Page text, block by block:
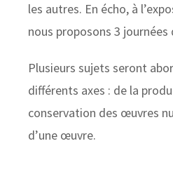
les autres. En écho, à
nous proposons 3
Plusieurs sujets seront
différents axes : de la
conservation des œuvres
d’une œuvre.